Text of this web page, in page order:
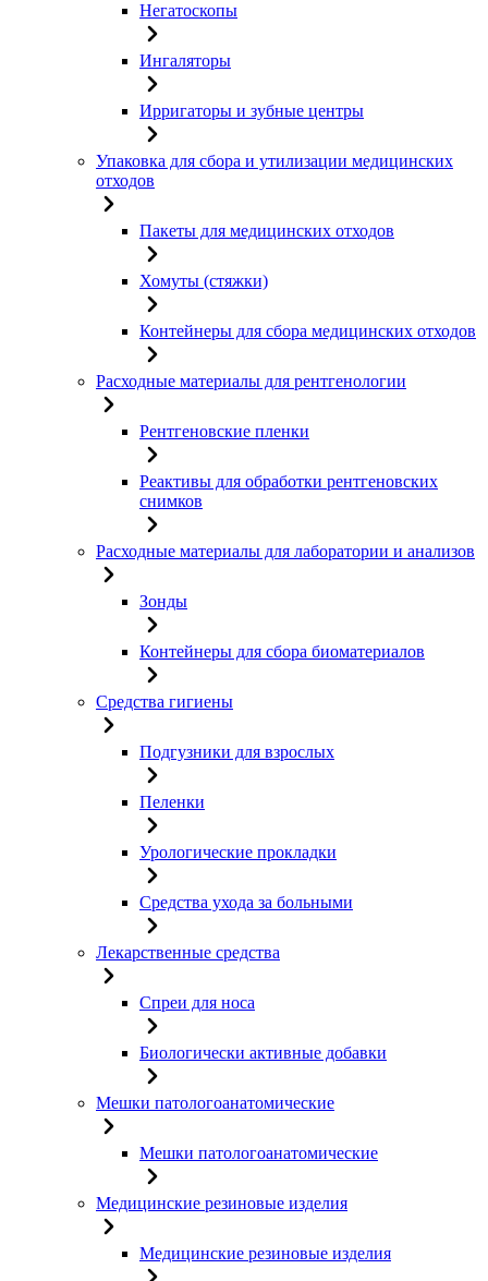
Негатоскопы
Ингаляторы
Ирригаторы и зубные центры
Упаковка для сбора и утилизации медицинских
отходов
Пакеты для медицинских отходов
Хомуты (стяжки)
Контейнеры для сбора медицинских отходов
Расходные материалы для рентгенологии
Рентгеновские пленки
Реактивы для обработки рентгеновских
снимков
Расходные материалы для лаборатории и анализов
Зонды
Контейнеры для сбора биоматериалов
Средства гигиены
Подгузники для взрослых
Пеленки
Урологические прокладки
Средства ухода за больными
Лекарственные средства
Спреи для носа
Биологически активные добавки
Мешки патологоанатомические
Мешки патологоанатомические
Медицинские резиновые изделия
Медицинские резиновые изделия